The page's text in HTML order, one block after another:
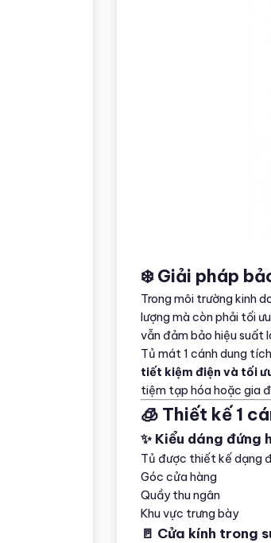
❄️ Giải pháp
Trong môi trường kinh
lượng mà còn phải tối
vẫn đảm bảo hiệu suất
Tủ mát 1 cánh dung
tiết kiệm điện và tối
tiệm tạp hóa hoặc gia
🧊 Thiết kế 1
✨ Kiểu dáng đứng
Tủ được thiết kế dạng
Góc cửa hàng
Quầy thu ngân
Khu vực trưng bày
🚪 Cửa kính trong